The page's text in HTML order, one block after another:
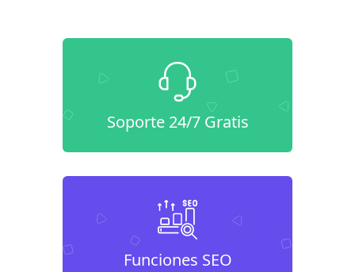
Soporte 24/7 Gratis
Funciones SEO